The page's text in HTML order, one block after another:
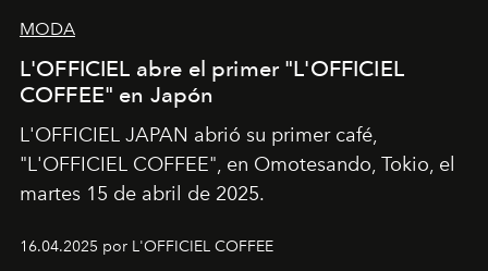
MODA
L'OFFICIEL abre el primer "L'OFFICIEL
COFFEE" en Japón
L'OFFICIEL JAPAN abrió su primer café,
"L'OFFICIEL COFFEE", en Omotesando, Tokio, el
martes 15 de abril de 2025.
16.04.2025 por L'OFFICIEL COFFEE